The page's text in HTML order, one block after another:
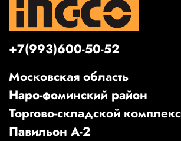
+7(993)600-50-52
Московская область
Наро-фоминский район
Торгово-складской
Павильон А-2